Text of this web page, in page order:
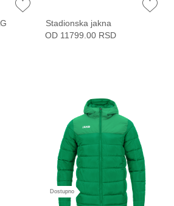
Stadionska jakna
OD 11799.00 RSD
Dostupno